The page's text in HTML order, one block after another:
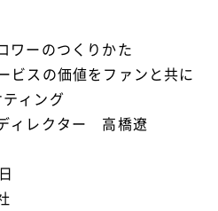
ワーのつくりかた
ビスの価値をファンと共に
ティング
ディレクター 高橋遼